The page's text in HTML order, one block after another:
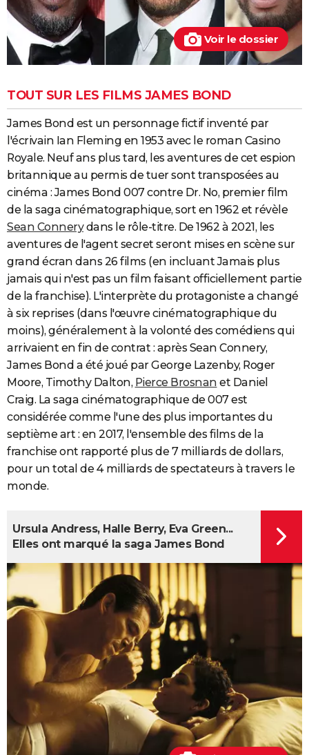
Voir le dossier
TOUT SUR LES FILMS JAMES BOND
James Bond est un personnage fictif inventé par
l'écrivain Ian Fleming en 1953 avec le roman Casino
Royale. Neuf ans plus tard, les aventures de cet espion
britannique au permis de tuer sont transposées au
cinéma : James Bond 007 contre Dr. No, premier film
de la saga cinématographique, sort en 1962 et révèle
Sean Connerydans le rôle-titre. De 1962 à 2021, les
aventures de l'agent secret seront mises en scène sur
grand écran dans 26 films (en incluant Jamais plus
jamais qui n'est pas un film faisant officiellement partie
de la franchise). L'interprète du protagoniste a changé
à six reprises (dans l'œuvre cinématographique du
moins), généralement à la volonté des comédiens qui
arrivaient en fin de contrat : après Sean Connery,
James Bond a été joué par George Lazenby, Roger
Moore, Timothy Dalton, Pierce Brosnan et Daniel
Craig. La saga cinématographique de 007 est
considérée comme l'une des plus importantes du
septième art : en 2017, l'ensemble des films de la
franchise ont rapporté plus de 7 milliards de dollars,
pour un total de 4 milliards de spectateurs à travers le
monde.
Ursula Andress, Halle Berry, Eva Green...
Elles ont marqué la saga James Bond